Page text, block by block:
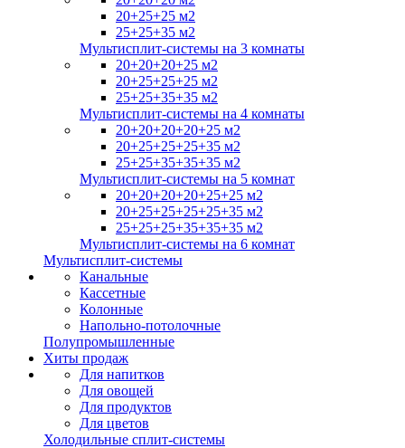
20+25+25 м2
25+25+35 м2
Мультисплит-системы на 3 комнаты
20+20+20+25 м2
20+25+25+25 м2
25+25+35+35 м2
Мультисплит-системы на 4 комнаты
20+20+20+20+25 м2
20+25+25+25+35 м2
25+25+35+35+35 м2
Мультисплит-системы на 5 комнат
20+20+20+20+25+25 м2
20+25+25+25+25+35 м2
25+25+25+35+35+35 м2
Мультисплит-системы на 6 комнат
Мультисплит-системы
Канальные
Кассетные
Колонные
Напольно-потолочные
Полупромышленные
Хиты продаж
Для напитков
Для овощей
Для продуктов
Для цветов
Холодильные сплит-системы